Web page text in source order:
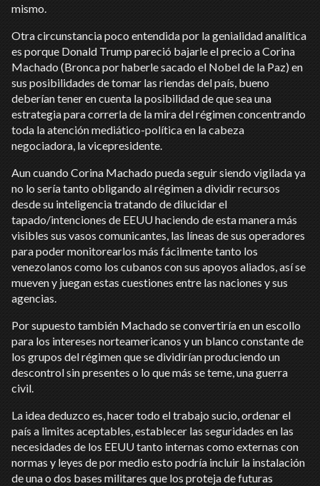
mismo.
Otra circunstancia poco entendida por la genialidad analítica
es porque Donald Trump pareció bajarle el precio a Corina
Machado (Bronca por haberle sacado el Nobel de la Paz) en
sus posibilidades de tomar las riendas del país, bueno
deberían tener en cuenta la posibilidad de que sea una
estrategia para correrla de la mira del régimen concentrando
toda la atención mediático-política en la cabeza
negociadora, la vicepresidente.
Aun cuando Corina Machado pueda seguir siendo vigilada ya
no lo sería tanto obligando al régimen a dividir recursos
desde su inteligencia tratando de dilucidar el
tapado/intenciones de EEUU haciendo de esta manera más
visibles sus vasos comunicantes, las líneas de sus operadores
para poder monitorearlos más fácilmente tanto los
venezolanos como los cubanos con sus apoyos aliados, así se
mueven y juegan estas cuestiones entre las naciones y sus
agencias.
Por supuesto también Machado se convertiría en un escollo
para los intereses norteamericanos y un blanco constante de
los grupos del régimen que se dividirían produciendo un
descontrol sin presentes o lo que más se teme, una guerra
civil.
La idea deduzco es, hacer todo el trabajo sucio, ordenar el
país a limites aceptables, establecer las seguridades en las
necesidades de los EEUU tanto internas como externas con
normas y leyes de por medio esto podría incluir la instalación
de una o dos bases militares que los proteja de futuras